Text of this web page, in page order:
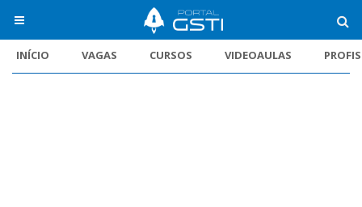
INÍCIO VAGAS CURSOS VIDEOAULAS